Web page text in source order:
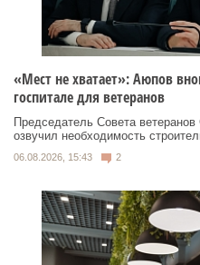
«Мест не хватает»: Аюпов
госпитале для ветеранов
Председатель Совета
озвучил необходимость
06.08.2026, 15:43 2